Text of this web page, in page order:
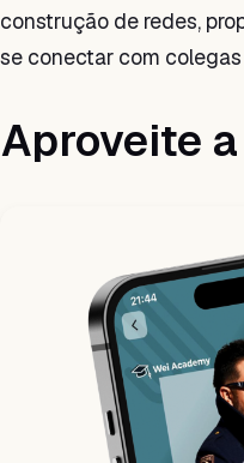
construção de redes,
se conectar com
Aproveite